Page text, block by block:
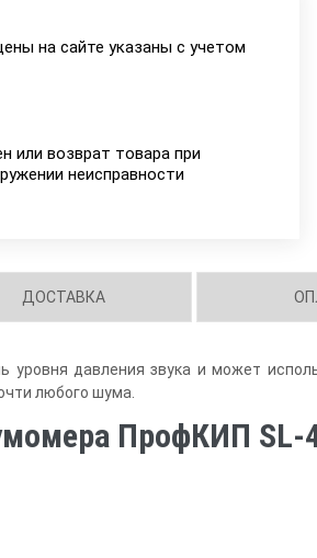
на сайте указаны с учетом
или возврат товара при
неисправности
ДОСТАВКА
давления звука и может
любого шума.
ПрофКИП SL-